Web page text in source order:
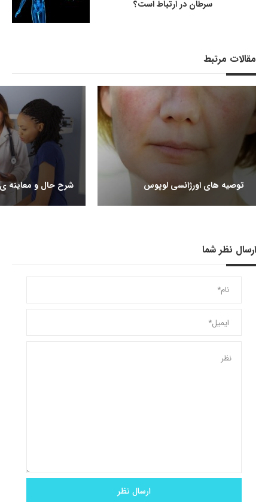
سرطان در ارتباط است؟
مقالات مرتبط
توصیه های اورژانسی لوپوس شرح حال و معاینه
ارسال نظر شما